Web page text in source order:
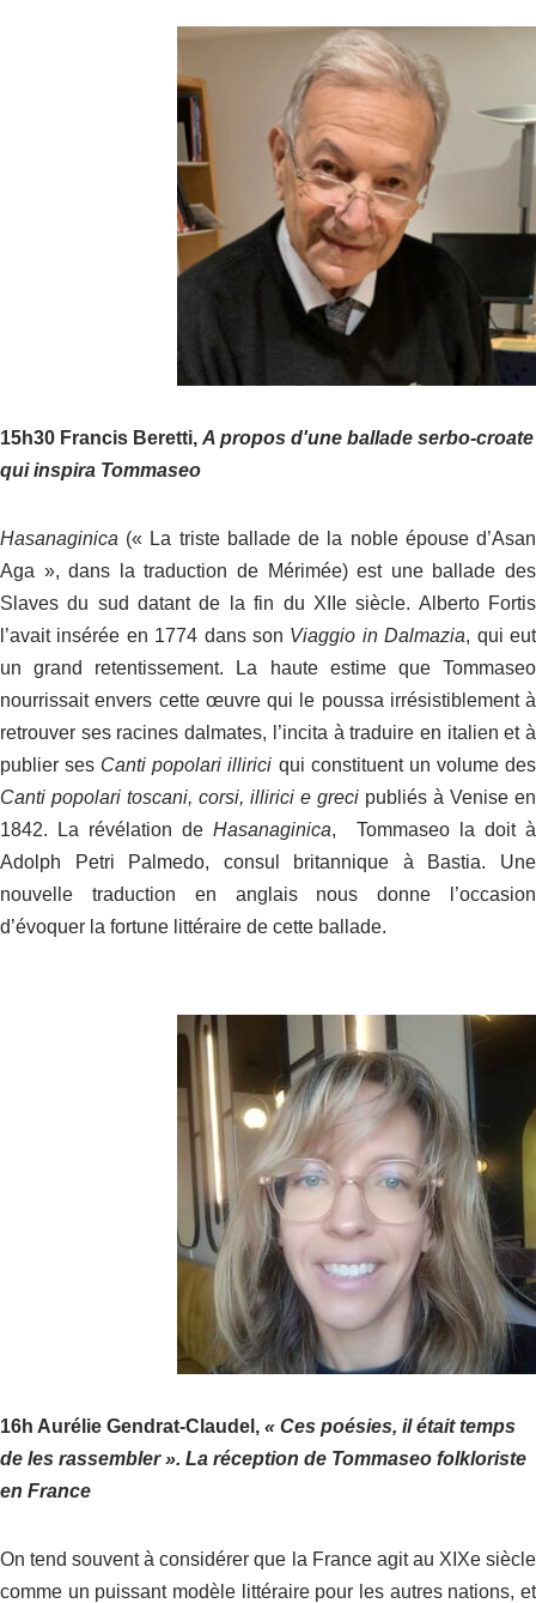
15h30 Francis Beretti, A propos d'une ballade serbo-croate
qui inspira Tommaseo
Hasanaginica (« La triste ballade de la noble épouse d’Asan
Aga », dans la traduction de Mérimée) est une ballade des
Slaves du sud datant de la fin du XII esiècle. Alberto Fortis
l’avait insérée en 1774 dans son Viaggio in Dalmazia, qui eut
un grand retentissement. La haute estime que Tommaseo
nourrissait envers cette œuvre qui le poussa irrésistiblement à
retrouver ses racines dalmates, l’incita à traduire en italien et à
publier ses Canti popolari illirici qui constituent un volume des
Canti popolari toscani, corsi, illirici e greci publiés à Venise en
1842. La révélation deHasanaginica, Tommaseo la doit à
Adolph Petri Palmedo, consul britannique à Bastia. Une
nouvelle traduction en anglais nous donne l’occasion
d’évoquer la fortune littéraire de cette ballade.
16h Aurélie Gendrat-Claudel, « Ces poésies, il était temps
de les rassembler ». La réception de Tommaseo folkloriste
en France
On tend souvent à considérer que la France agit au XIXesiècle
comme un puissant modèle littéraire pour les autres nations, et